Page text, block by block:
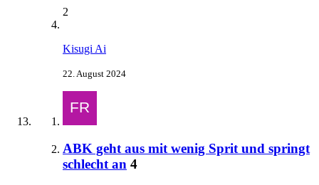
2
Kisugi Ai
22. August 2024
ABK geht aus mit wenig Sprit und springt
schlecht an 4